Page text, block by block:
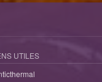
UTILES